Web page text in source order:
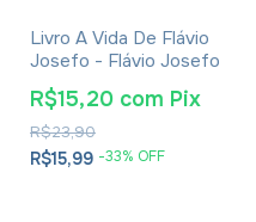
Livro A Vida De Flávio
Josefo - Flávio Josefo
R$15,99 -33% OFF
R$23,90
R$15,20 com Pix